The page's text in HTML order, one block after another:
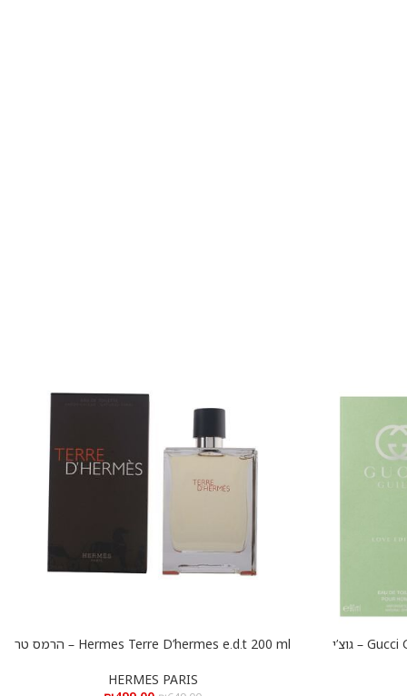
Gucci Guilty Love for men e.d.t 90 ml – גוצ’י
הוספה לסל
Hermes Terre D’hermes e.d.t 200 ml – הרמס טר
HERMES PARIS